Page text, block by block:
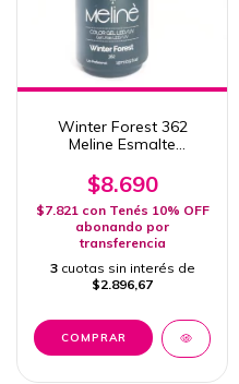
Winter Forest 362
Meline Esmalte
Uv/Led 15ml
$8.690
$7.821 con Tenés 10% OFF
abonando por
transferencia
3 cuotas sin interés de
$2.896,67